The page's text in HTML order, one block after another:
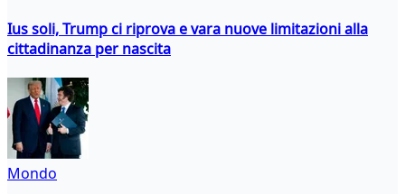
Ius soli, Trump ci riprova e vara nuove limitazioni alla
cittadinanza per nascita
Mondo